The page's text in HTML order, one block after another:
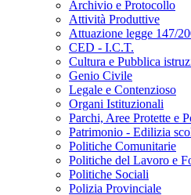
Archivio e Protocollo
Attività Produttive
Attuazione legge 147/
CED - I.C.T.
Cultura e Pubblica
Genio Civile
Legale e Contenzioso
Organi Istituzionali
Parchi, Aree Protette e
Patrimonio - Edilizia
Politiche Comunitarie
Politiche del Lavoro e
Politiche Sociali
Polizia Provinciale